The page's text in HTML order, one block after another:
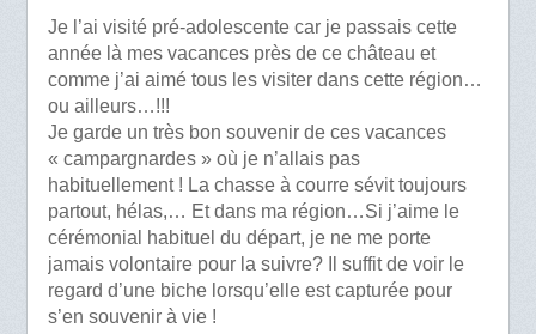
Je l’ai visité pré-adolescente car je passais cette
année là mes vacances près de ce château et
comme j’ai aimé tous les visiter dans cette région…
ou ailleurs…!!!
Je garde un très bon souvenir de ces vacances
« campargnardes » où je n’allais pas
habituellement ! La chasse à courre sévit toujours
partout, hélas,… Et dans ma région…Si j’aime le
cérémonial habituel du départ, je ne me porte
jamais volontaire pour la suivre? Il suffit de voir le
regard d’une biche lorsqu’elle est capturée pour
s’en souvenir à vie !